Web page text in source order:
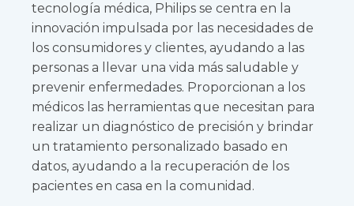
tecnología médica, Philips se centra en la
innovación impulsada por las necesidades de
los consumidores y clientes, ayudando a las
personas a llevar una vida más saludable y
prevenir enfermedades. Proporcionan a los
médicos las herramientas que necesitan para
realizar un diagnóstico de precisión y brindar
un tratamiento personalizado basado en
datos, ayudando a la recuperación de los
pacientes en casa en la comunidad.